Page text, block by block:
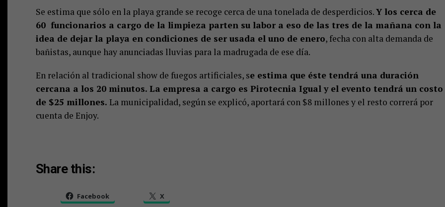
Se estima que sólo en la playa grande se recoge cerca de una tonelada de desperdicios.Y los cerca de
60 funcionarios a cargo de la limpieza parten su labor a eso de las tres de la mañana con la
idea de dejar la playa en condiciones de ser usada el uno de enero, fecha con alta demanda de
bañistas, aunque hay anunciadas lluvias para la madrugada de ese día.
En relación al tradicional show de fuegos artificiales, se estima que éste tendrá una duración
cercana a los 20 minutos. La empresa a cargo es Pirotecnia Igual y el evento tendrá un costo
de $25 millones. La municipalidad, según se explicó, aportará con $8 millones y el resto correrá por
cuenta de Enjoy.
Share this:
Facebook X